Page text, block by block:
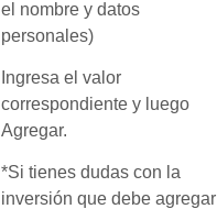
el nombre y datos
personales)
Ingresa el valor
correspondiente y luego
Agregar.
*Si tienes dudas con la
inversión que debe agregar